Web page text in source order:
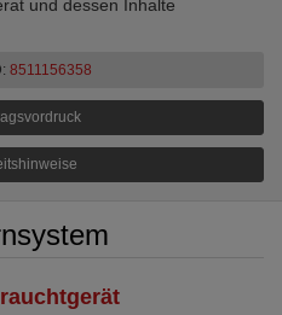
und dessen Inhalte
8511156358